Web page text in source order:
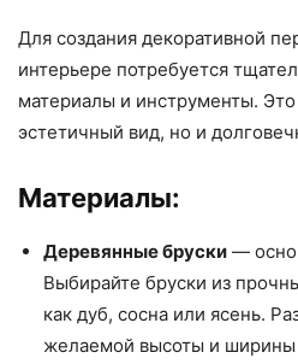
Для создания декоративной
интерьере потребуется
материалы и инструменты.
эстетичный вид, но и
Материалы:
Деревянные бруски —
Выбирайте бруски из
как дуб, сосна или ясень.
желаемой высоты и ширины